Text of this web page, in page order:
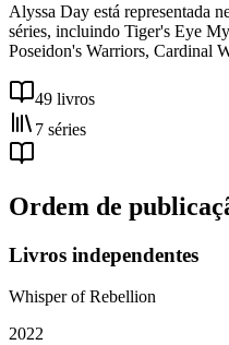
Alyssa Day está representada
séries, incluindo Tiger's Eye
Poseidon's Warriors, Cardinal
49 livros
7 séries
Ordem de
Livros independentes
Whisper of Rebellion
2022